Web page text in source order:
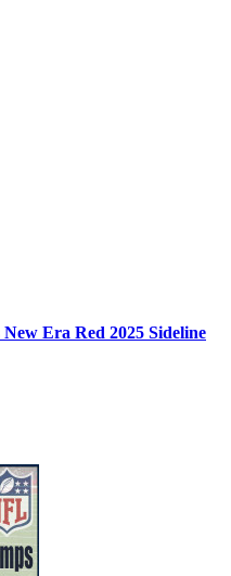
Era Red 2025 Sideline